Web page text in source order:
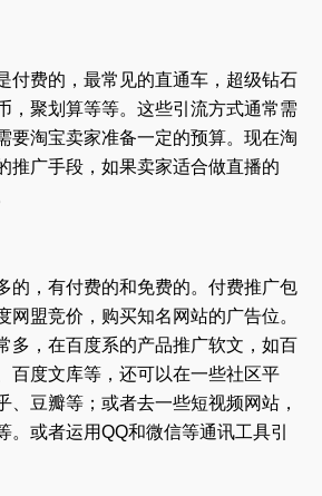
付费的，最常见的直通车，超级钻石
，聚划算等等。这些引流方式通常需
要淘宝卖家准备一定的预算。现在淘
推广手段，如果卖家适合做直播的
的，有付费的和免费的。付费推广包
网盟竞价，购买知名网站的广告位。
多，在百度系的产品推广软文，如百
百度文库等，还可以在一些社区平
、豆瓣等；或者去一些短视频网站，
。或者运用QQ和微信等通讯工具引